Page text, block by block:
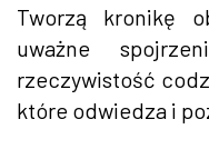
Tworzą kronikę
uważne
rzeczywistość
które odwiedza i